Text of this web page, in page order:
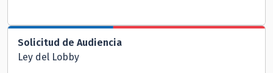
Solicitud de Audiencia
Ley del Lobby